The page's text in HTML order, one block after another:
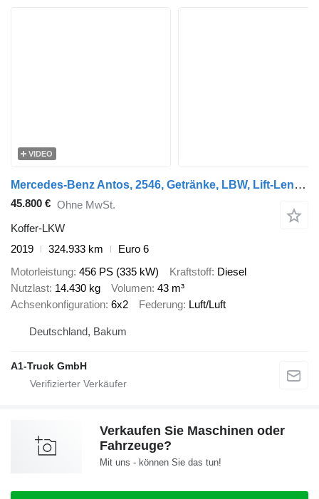
VIDEO
Mercedes-Benz Antos, 2546, Getränke, LBW, Lift-Lenkachse
45.800 € Ohne MwSt.
Koffer-LKW
2019
324.933 km
Euro 6
Motorleistung 456 PS (335 kW) Kraftstoff Diesel
Nutzlast 14.430 kg Volumen 43 m³
Achsenkonfiguration 6x2 Federung Luft/Luft
Deutschland, Bakum
A1-Truck GmbH
Verkaufen Sie Maschinen oder
Fahrzeuge?
Mit uns - können Sie das tun!